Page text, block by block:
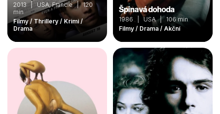
2013 | USA, Francie | 120
min
Filmy / Thrillery / Krimi /
Drama
Špinavá dohoda
1986 | USA | 106 min
Filmy / Drama / Akční